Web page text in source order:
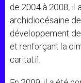
de 2004 à 2008, il
archidiocésaine
développement
et renforçant la
caritatif.